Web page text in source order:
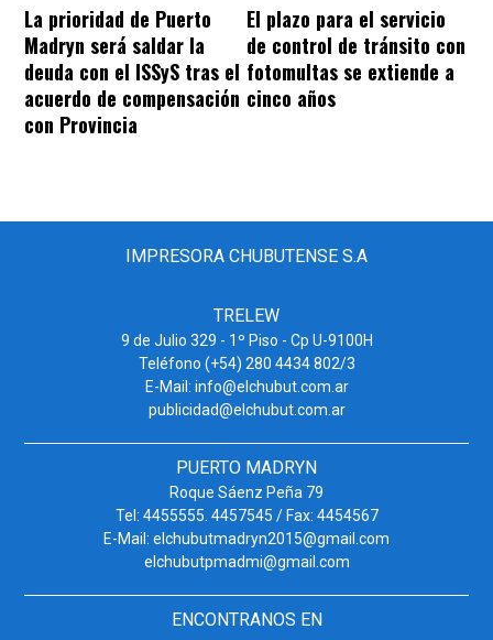
La prioridad de Puerto
Madryn será saldar la
deuda con el ISSyS tras el
acuerdo de compensación
con Provincia
El plazo para el servicio
de control de tránsito con
fotomultas se extiende a
cinco años
IMPRESORA CHUBUTENSE S.A
TRELEW
9 de Julio 329 - 1º Piso - Cp U-9100H
Teléfono (+54) 280 4434 802/3
E-Mail: info@elchubut.com.ar
publicidad@elchubut.com.ar
PUERTO MADRYN
Roque Sáenz Peña 79
Tel: 4455555. 4457545 / Fax: 4454567
E-Mail: elchubutmadryn2015@gmail.com
elchubutpmadmi@gmail.com
ENCONTRANOS EN